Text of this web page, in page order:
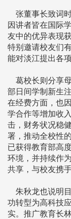
张董事长致词
因讲者皆在国际
友中的优异表现
特别邀请校友们
能对淡江提出各
葛校长则分享
部日间学制新生
在经费方面，也
学合作等增加收
击，财务状况稳
署，推动全校性
已获得教育部高
环境，并持续作
共享，与校友携
朱秋龙也说明
功转型为高科技
实。推广教育长